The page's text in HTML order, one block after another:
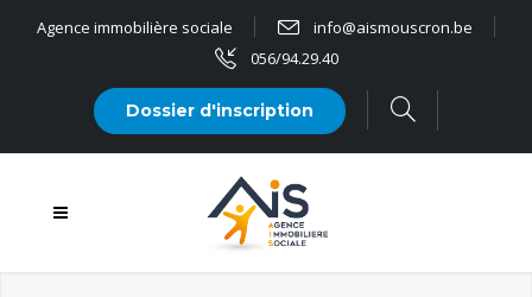
Agence immobilière sociale
info@aismouscron.be
056/94.29.40
Dossier d'inscription